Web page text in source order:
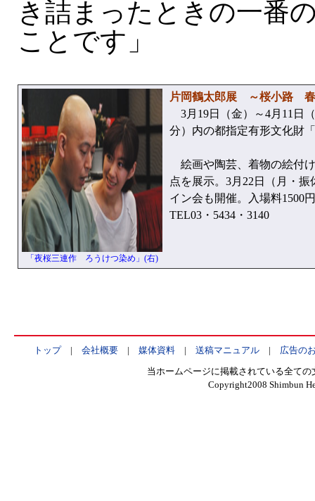
き詰まったときの一番
ことです」
「夜桜三連作 ろうけつ染め」(右)
片岡鶴太郎展 ～桜小路
3月19日（金）～4月11日
分）内の都指定有形文化財
絵画や陶芸、着物の絵付
点を展示。3月22日（月・
イン会も開催。入場料1500
TEL03・5434・3140
トップ| 会社概要| 媒体資料| 送稿マニュアル| 広告の
当ホームページに掲載されている全て
Copyright2008 Shimbun